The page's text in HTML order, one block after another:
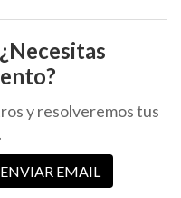
y resolveremos tus
ENVIAR EMAIL